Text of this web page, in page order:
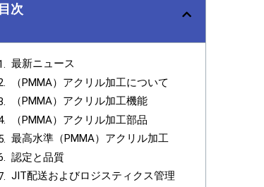
目次
最新ニュース
（PMMA）アクリル加工について
（PMMA）アクリル加工機能
（PMMA）アクリル加工部品
最高水準（PMMA）アクリル加工
認定と品質
JIT配送およびロジスティクス管理